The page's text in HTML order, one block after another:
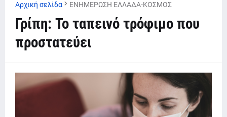
Αρχική σελίδα ΕΝΗΜΕΡΩΣΗ ΕΛΛΑΔΑ-ΚΟΣΜΟΣ
Γρίπη: Το ταπεινό τρόφιμο που
προστατεύει